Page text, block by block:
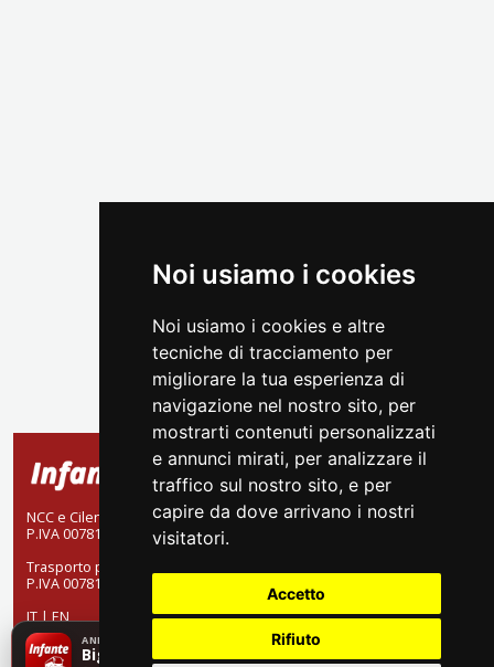
Noi usiamo i cookies
Noi usiamo i cookies e altre
tecniche di tracciamento per
migliorare la tua esperienza di
navigazione nel nostro sito, per
mostrarti contenuti personalizzati
e annunci mirati, per analizzare il
traffico sul nostro sito, e per
capire da dove arrivano i nostri
visitatori.
Accetto
Rifiuto
NCC e CilentoBus: FRATELLI INFANTE SRL a socio unico
P.IVA 00781610654.
Trasporto pubblico locale: INFANTE A. RAFFAELE SRL a socio unico
P.IVA 00781600655
IT|EN
Technology partner
ANDROID APP
Biglietti sempre con te Scarica app